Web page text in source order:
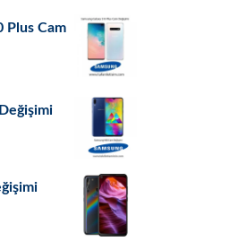
Plus Cam